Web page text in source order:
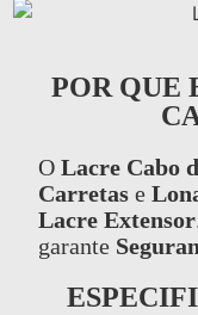
POR QUE
O Lacre Cabo
Carretas e
Lacre Extensor
garante